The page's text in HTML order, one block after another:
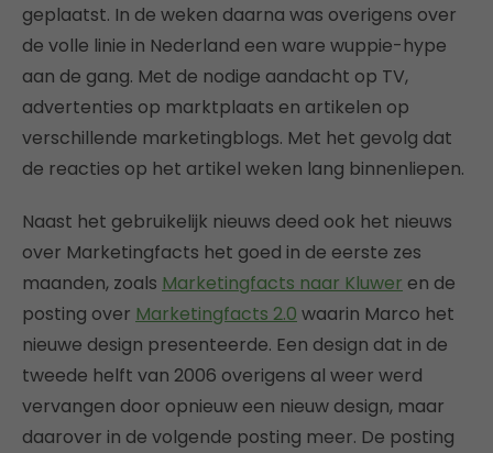
geplaatst. In de weken daarna was overigens over
de volle linie in Nederland een ware wuppie-hype
aan de gang. Met de nodige aandacht op TV,
advertenties op marktplaats en artikelen op
verschillende marketingblogs. Met het gevolg dat
de reacties op het artikel weken lang binnenliepen.
Naast het gebruikelijk nieuws deed ook het nieuws
over Marketingfacts het goed in de eerste zes
maanden, zoals Marketingfacts naar Kluwer en de
posting over Marketingfacts 2.0 waarin Marco het
nieuwe design presenteerde. Een design dat in de
tweede helft van 2006 overigens al weer werd
vervangen door opnieuw een nieuw design, maar
daarover in de volgende posting meer. De posting